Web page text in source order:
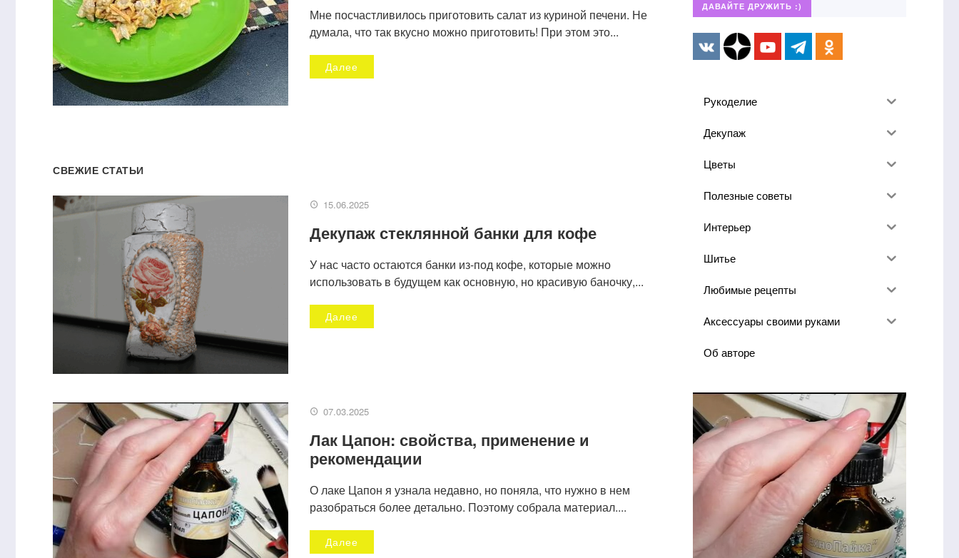
Мне посчастливилось приготовить салат из куриной печени. Не
думала, что так вкусно можно приготовить! При этом это...
Далее
СВЕЖИЕ СТАТЬИ
15.06.2025
Декупаж стеклянной банки для кофе
У нас часто остаются банки из-под кофе, которые можно
использовать в будущем как основную, но красивую баночку,...
Далее
07.03.2025
Лак Цапон: свойства, применение и
рекомендации
О лаке Цапон я узнала недавно, но поняла, что нужно в нем
разобраться более детально. Поэтому собрала материал....
Далее
ДАВАЙТЕ ДРУЖИТЬ :)
Рукоделие
Декупаж
Цветы
Полезные советы
Интерьер
Шитье
Любимые рецепты
Аксессуары своими руками
Об авторе